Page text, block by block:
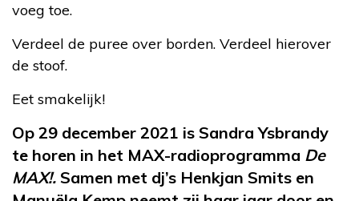
voeg toe.
Verdeel de puree over borden. Verdeel hierover
de stoof.
Eet smakelijk!
Op 29 december 2021 is Sandra Ysbrandy
te horen in het MAX-radioprogramma De
MAX!. Samen met dj’s Henkjan Smits en